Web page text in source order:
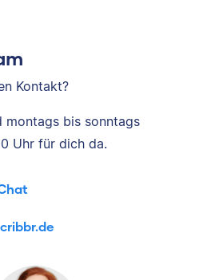
Kontakt?
montags bis sonntags
Uhr für dich da.